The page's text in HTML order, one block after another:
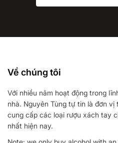
Về chúng tôi
Với nhiều năm hoạt động trong
nhà. Nguyên Tùng tự tin là đơn
cung cấp các loại rượu xách tay
nhất hiện nay.